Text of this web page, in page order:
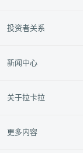
外卡服务
垂直行业
投资者关系
新闻动态
新闻中心
媒体资料库
关于拉卡拉
更多内容